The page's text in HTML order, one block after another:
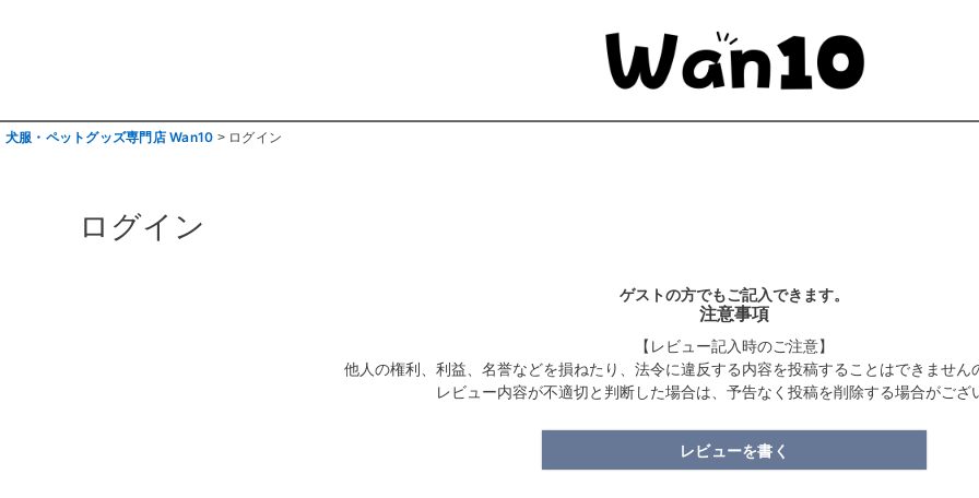
犬服・ペットグッズ専門店 Wan10 ログイン
ログイン
ゲストの方でもご記入できます。
注意事項
【レビュー記入時のご注意】
他人の権利、利益、名誉などを損ねたり、法令に違反する内容を投稿することはできません
レビュー内容が不適切と判断した場合は、予告なく投稿を削除する場合がござ
レビューを書く